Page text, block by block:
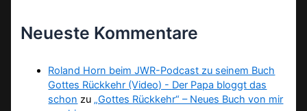
Neueste Kommentare
Roland Horn beim JWR-Podcast zu seinem Buch
Gottes Rückkehr (Video) - Der Papa bloggt das
schon zu „Gottes Rückkehr“ – Neues Buch von mir